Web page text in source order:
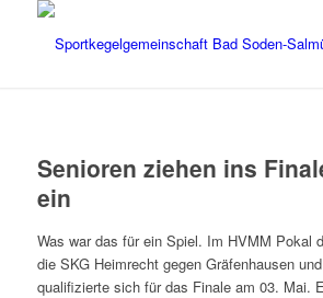
Senioren ziehen ins
ein
Was war das für ein Spiel. Im HVMM Pokal
die SKG Heimrecht gegen Gräfenhausen
qualifizierte sich für das Finale am 03. Mai.